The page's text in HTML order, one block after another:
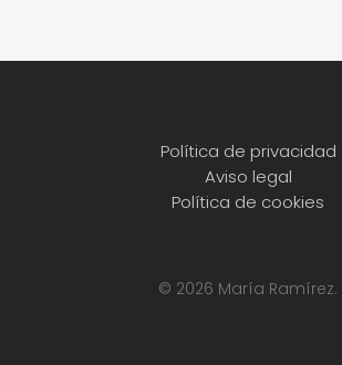
Política de privacidad
Aviso legal
Política de cookies
© 2026 María Ramírez.